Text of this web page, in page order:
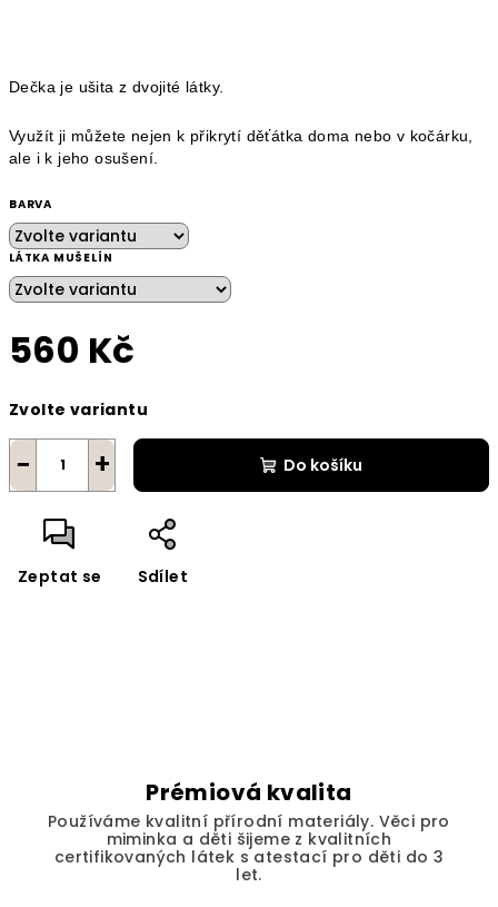
Dečka je ušita z dvojité látky.
Využít ji můžete nejen k přikrytí děťátka doma nebo v kočárku,
ale i k jeho osušení.
BARVA
LÁTKA MUŠELÍN
560 Kč
cena:
Zvolte variantu
+
− Do košíku
Zeptat se Sdílet
Prémiová kvalita
Používáme kvalitní přírodní materiály. Věci pro
miminka a děti šijeme z kvalitních
certifikovaných látek s atestací pro děti do 3
let.